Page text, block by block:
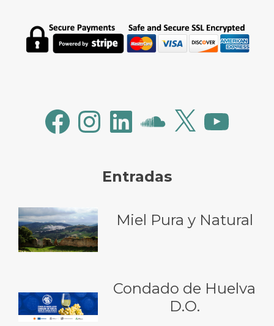
FacebookInstagramLinkedInSoundCloud
X YouTube
Entradas
Miel Pura y Natural
Condado de Huelva
D.O.